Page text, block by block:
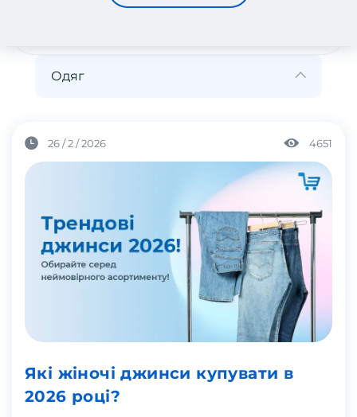
Одяг
26 / 2 / 2026 4651
Які жіночі джинси купувати в
2026 році?